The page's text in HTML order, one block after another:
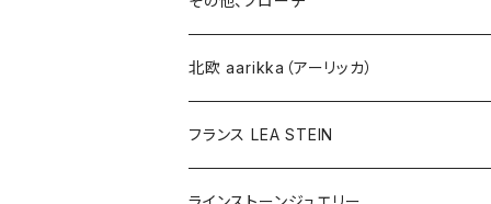
その他
北欧 aarikka（アーリッカ）
フランス LEA STEIN